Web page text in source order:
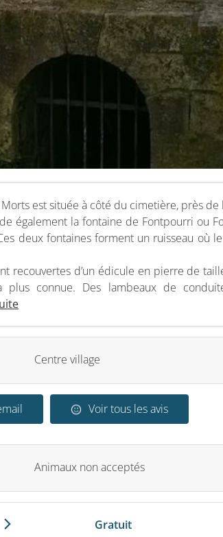
est située à côté du cimetière, près de
également la fontaine de Fontpourri ou
deux fontaines forment un ruisseau où
recouvertes d’un édicule en pierre de
connue. Des lambeaux de
Centre village
Voir tous les avis
Animaux non acceptés
Gratuit